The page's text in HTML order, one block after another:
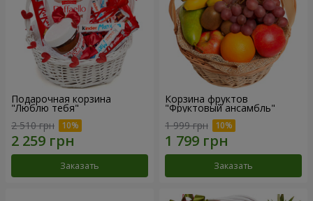
Подарочная корзина
"Люблю тебя"
2 510 грн
Заказать
Корзина фруктов
"Фруктовый ансамбль"
1 999 грн
Заказать